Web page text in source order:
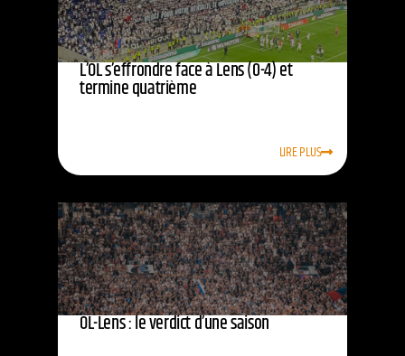
L’OL s’effrondre face à Lens (0-4) et
termine quatrième
LIRE PLUS
OL-Lens : le verdict d’une saison